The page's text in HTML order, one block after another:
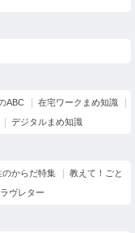
ABC
在宅ワークまめ知識
デジタルまめ知識
のからだ特集
教えて！ごと
ヴレター